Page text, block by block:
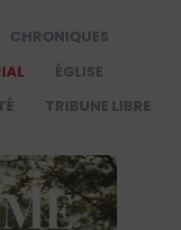
CHRONIQUES
ÉGLISE
TRIBUNE LIBRE